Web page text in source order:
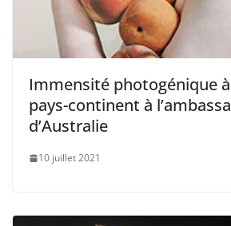
Immensité photogénique à
pays-continent à
d’Australie
10 juillet 2021